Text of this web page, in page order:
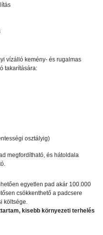
vízálló kemény- és rugalmas
takarítására:
osztályig)
megfordítható, és hátoldala
egyetlen pad akár 100.000
csökkenthető a padcsere
költsége.
kisebb környezeti terhelés